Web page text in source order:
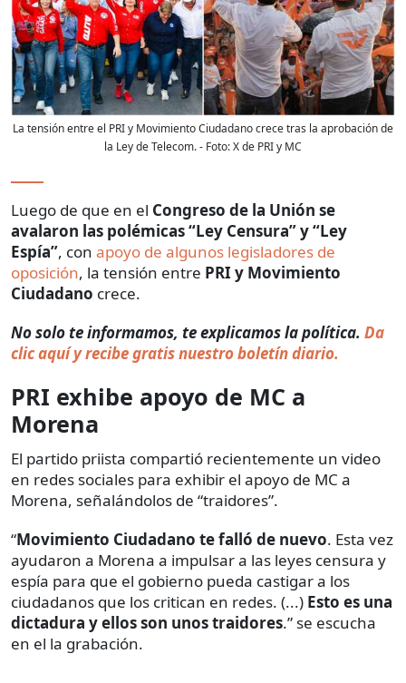
La tensión entre el PRI y Movimiento Ciudadano crece tras la aprobación de
la Ley de Telecom.- Foto:X de PRI y MC
Luego de que en el Congreso de la Unión se
avalaron las polémicas “Ley Censura” y “Ley
Espía”, con apoyo de algunos legisladores de
oposición, la tensión entre PRI y Movimiento
Ciudadano crece.
No solo te informamos, te explicamos la política. Da
clic aquí y recibe gratis nuestro boletín diario.
PRI exhibe apoyo de MC a
Morena
El partido priista compartió recientemente un video
en redes sociales para exhibir el apoyo de MC a
Morena, señalándolos de “traidores”.
“Movimiento Ciudadano te falló de nuevo. Esta vez
ayudaron a Morena a impulsar a las leyes censura y
espía para que el gobierno pueda castigar a los
ciudadanos que los critican en redes. (...) Esto es una
dictadura y ellos son unos traidores.” se escucha
en el la grabación.